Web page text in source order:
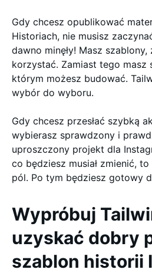
Gdy chcesz opublikować
Historiach, nie musisz
dawno minęły! Masz
korzystać. Zamiast tego masz
którym możesz budować.
wybór do wyboru.
Gdy chcesz przesłać szybką
wybierasz sprawdzony i
uproszczony projekt dla
co będziesz musiał zmienić,
pól. Po tym będziesz gotowy
Wypróbuj
uzyskać dobry
szablon historii